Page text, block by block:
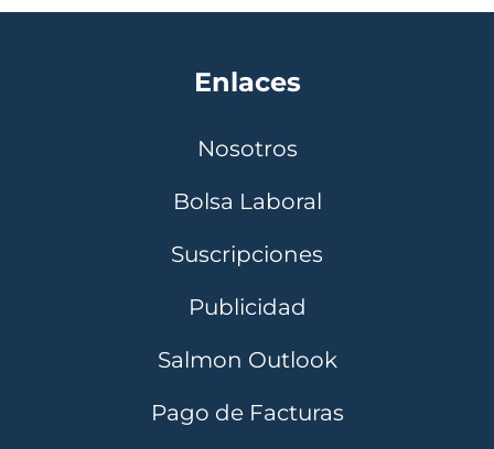
Enlaces
Nosotros
Bolsa Laboral
Suscripciones
Publicidad
Salmon Outlook
Pago de Facturas